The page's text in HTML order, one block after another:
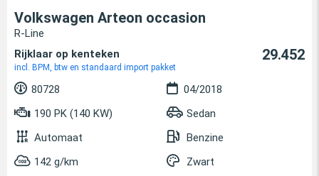
Volkswagen Arteon occasion
R-Line
Rijklaar op kenteken
incl. BPM, btw en standaard import pakket
29.452
80728
04/2018
190 PK (140 KW)
Sedan
Automaat
Benzine
142 g/km
Zwart